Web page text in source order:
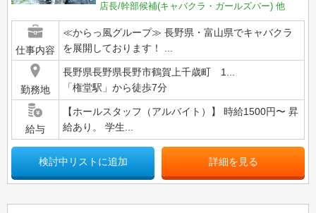
店長/幹部候補(キャバクラ・ガールズバー) 他
仕事内容
≪からっ風グループ≫ 長野県・富山県でキャバクラ
を展開しております！ ...
勤務地
長野県長野県長野市鶴賀上千歳町 1...
「権堂駅」から徒歩7分
給与
【ホールスタッフ（アルバイト）】 時給1500円〜 昇
給あり。 学生...
検討中リストに追加 詳細を見る